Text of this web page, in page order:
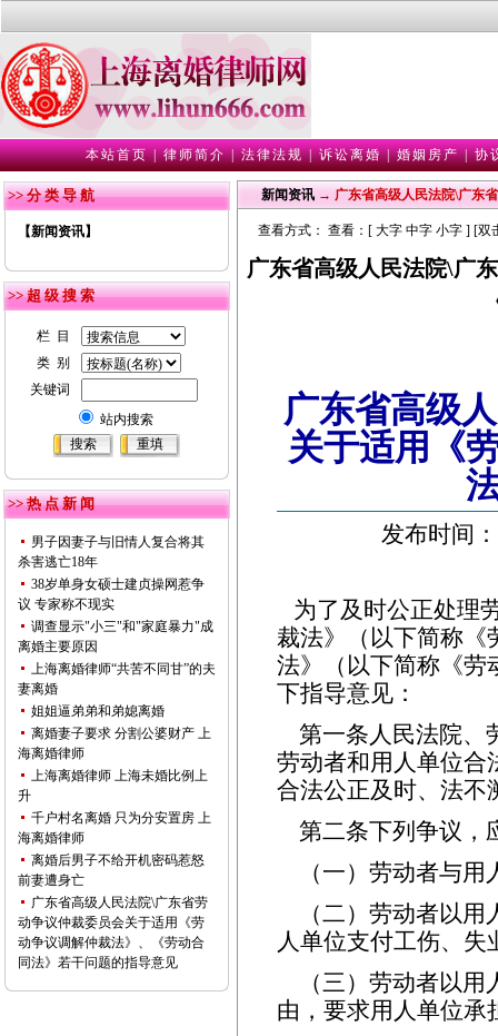
本站首页|律师简介|法律法规|诉讼离婚|婚姻房产|协
>> 分 类 导 航
【新闻资讯】
>> 超 级 搜 索
栏 目
类 别
关键词
站内搜索
>> 热 点 新 闻
男子因妻子与旧情人复合将其
杀害逃亡18年
38岁单身女硕士建贞操网惹争
议 专家称不现实
调查显示"小三"和"家庭暴力"成
离婚主要原因
上海离婚律师“共苦不同甘”的夫
妻离婚
姐姐逼弟弟和弟媳离婚
离婚妻子要求 分割公婆财产 上
海离婚律师
上海离婚律师 上海未婚比例上
升
千户村名离婚 只为分安置房 上
海离婚律师
离婚后男子不给开机密码惹怒
前妻遭身亡
广东省高级人民法院\广东省劳
动争议仲裁委员会关于适用《劳
动争议调解仲裁法》、《劳动合
同法》若干问题的指导意见
新闻资讯→ 广东省高级人民法院\广东省
查看方式： 查看：[ 大字 中字 小字] [双
广东省高级人民法院\广
广东省高级
关于适用《
发布时间
为了及时公正处理
裁法》（以下简称《
法》（以下简称《劳
下指导意见：
第一条人民法院、
劳动者和用人单位合
合法公正及时、法不
第二条下列争议，
（一）劳动者与
（二）劳动者以
人单位支付工伤、
（三）劳动者以
由，要求用人单位承